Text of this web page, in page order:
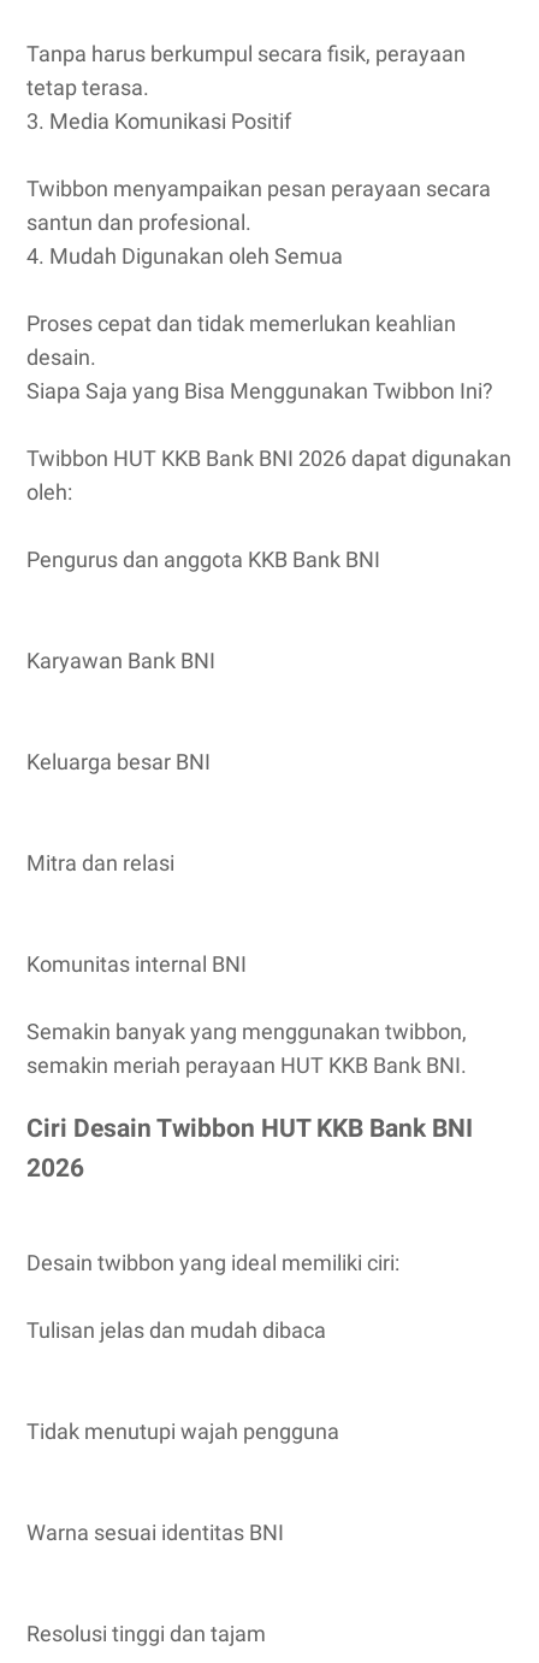
Tanpa harus berkumpul secara fisik, perayaan
tetap terasa.
3. Media Komunikasi Positif
Twibbon menyampaikan pesan perayaan secara
santun dan profesional.
4. Mudah Digunakan oleh Semua
Proses cepat dan tidak memerlukan keahlian
desain.
Siapa Saja yang Bisa Menggunakan Twibbon Ini?
Twibbon HUT KKB Bank BNI 2026 dapat digunakan
oleh:
Pengurus dan anggota KKB Bank BNI
Karyawan Bank BNI
Keluarga besar BNI
Mitra dan relasi
Komunitas internal BNI
Semakin banyak yang menggunakan twibbon,
semakin meriah perayaan HUT KKB Bank BNI.
Ciri Desain Twibbon HUT KKB Bank BNI
2026
Desain twibbon yang ideal memiliki ciri:
Tulisan jelas dan mudah dibaca
Tidak menutupi wajah pengguna
Warna sesuai identitas BNI
Resolusi tinggi dan tajam